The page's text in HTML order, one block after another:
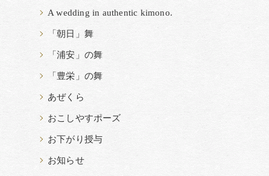
A wedding in authentic kimono.
「朝日」舞
「浦安」の舞
「豊栄」の舞
あぜくら
おこしやすポーズ
お下がり授与
お知らせ